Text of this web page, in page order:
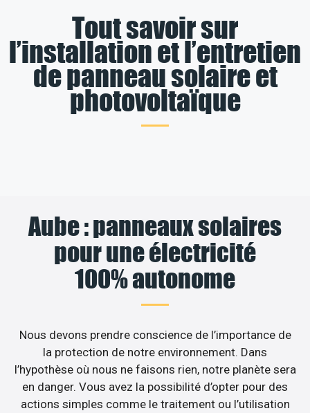
Tout savoir sur
l’installation et l’entretien
de panneau solaire et
photovoltaïque
Aube : panneaux solaires
pour une électricité
100% autonome
Nous devons prendre conscience de l’importance de
la protection de notre environnement. Dans
l’hypothèse où nous ne faisons rien, notre planète sera
en danger. Vous avez la possibilité d’opter pour des
actions simples comme le traitement ou l’utilisation